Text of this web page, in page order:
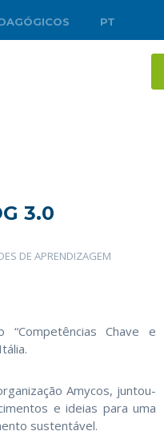
PT
3.0
DE APRENDIZAGEM
Chave e
Amycos, juntou-
e ideias para uma
sustentável.